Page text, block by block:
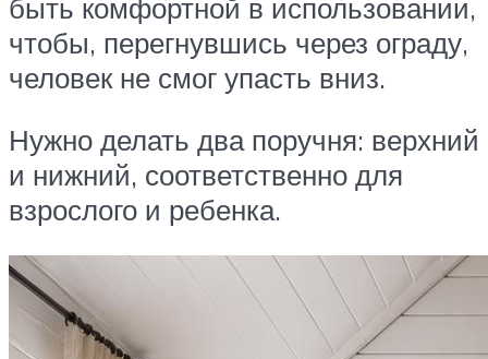
быть комфортной в использовании,
чтобы, перегнувшись через ограду,
человек не смог упасть вниз.
Нужно делать два поручня: верхний
и нижний, соответственно для
взрослого и ребенка.